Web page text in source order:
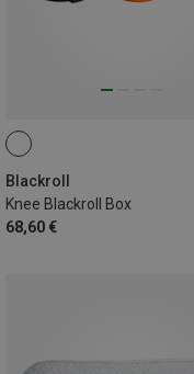
Blackroll
Knee Blackroll Box
68,60 €